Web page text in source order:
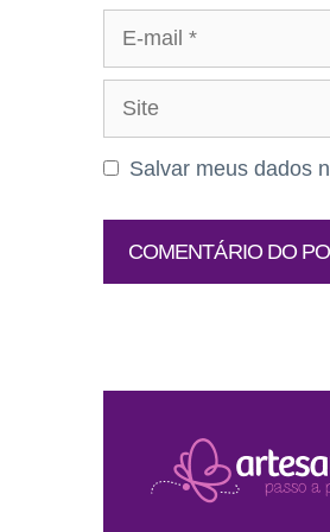
mail
Site
Salvar meus dados